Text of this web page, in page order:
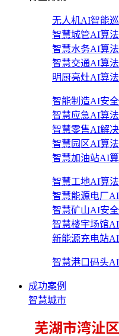
无人机AI智能
智慧城管AI算
智慧水务AI算
智慧交通AI算
明厨亮灶AI算
智能制造AI安
智慧应急AI算
智慧零售AI解
智慧园区AI算
智慧加油站AI
智慧工地AI算
智慧能源电厂
智慧矿山AI安
智慧楼宇场馆
新能源充电站
智慧港口码头
成功案例
智慧城市